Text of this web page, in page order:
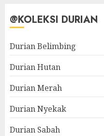
@KOLEKSI DURIAN
Durian Belimbing
Durian Hutan
Durian Merah
Durian Nyekak
Durian Sabah